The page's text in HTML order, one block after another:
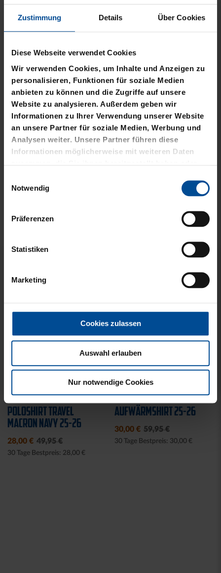
Zustimmung Details Über Cookies
Diese Webseite verwendet Cookies
Wir verwenden Cookies, um Inhalte und Anzeigen zu
personalisieren, Funktionen für soziale Medien
anbieten zu können und die Zugriffe auf unsere
Website zu analysieren. Außerdem geben wir
Informationen zu Ihrer Verwendung unserer Website
an unsere Partner für soziale Medien, Werbung und
Analysen weiter. Unsere Partner führen diese
Informationen möglicherweise mit weiteren Daten
gesammelt haben.
Notwendig
Präferenzen
Statistiken
Marketing
Cookies zulassen
Auswahl erlauben
Nur notwendige Cookies
IN DEN WARENKORB
Größe & Passform
Material & Pflege
Herstellerangaben
Kostenlose Lieferung für DREI60-
Abonnenten
PRODUKTE
POLOSHIRT TRAVEL
MACRON NAVY 25-26
28,00 € 49,95 €
30 Tage Bestpreis: 28,00 €
Sale
AUFWÄRMSHIRT 25-26
30,00 € 59,95 €
30 Tage Bestpreis: 30,00 €